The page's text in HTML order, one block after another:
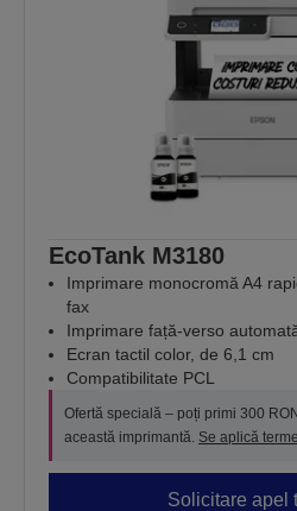
EcoTank M3180
Imprimare monocromă A4
fax
Imprimare față-verso
Ecran tactil color, de 6,1 cm
Compatibilitate PCL
Ofertă specială – poți primi 300
această imprimantă. Se aplică
Solicitare apel